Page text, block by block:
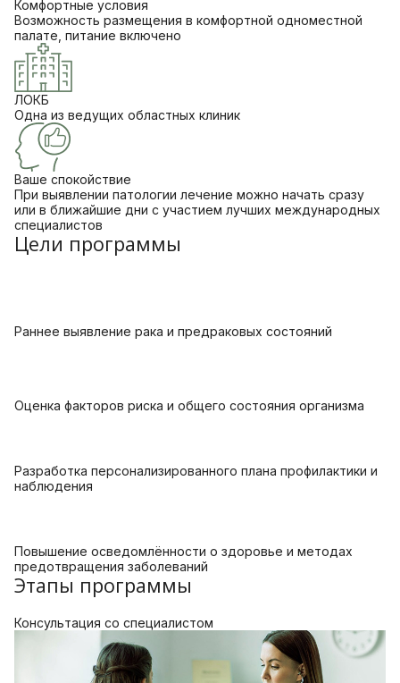
Комфортные условия
Возможность размещения в комфортной одноместной
палате, питание включено
ЛОКБ
Одна из ведущих областных клиник
Ваше спокойствие
При выявлении патологии лечение можно начать сразу
или в ближайшие дни с участием лучших международных
специалистов
Цели программы
Раннее выявление рака и предраковых состояний
Оценка факторов риска и общего состояния организма
Разработка персонализированного плана профилактики и
наблюдения
Повышение осведомлённости о здоровье и методах
предотвращения заболеваний
Этапы программы
Консультация со специалистом